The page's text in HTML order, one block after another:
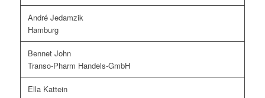
André Jedamzik
Hamburg
Bennet John
Transo-Pharm Handels-GmbH
Ella Kattein